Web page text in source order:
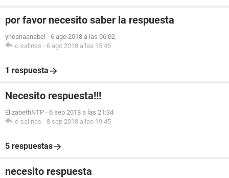
por favor necesito saber la respuesta
yhoanaanabel - 6 ago 2018 a las 06:02
c-salinas - 6 ago 2018 a las 15:46
1 respuesta
Necesito respuesta!!!
ElizabethNTP - 6 sep 2018 a las 21:34
c-salinas - 8 sep 2018 a las 19:45
5 respuestas
necesito respuesta